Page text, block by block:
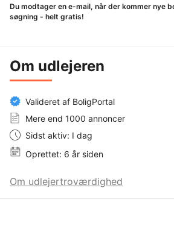
Du modtager en e-mail, når der kommer nye
søgning - helt gratis!
Om udlejeren
Valideret af BoligPortal
Mere end 1000 annoncer
Sidst aktiv: I dag
Oprettet: 6 år siden
Om udlejertroværdighed